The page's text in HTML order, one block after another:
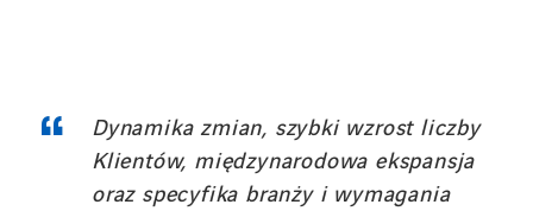
Dynamika zmian, szybki wzrost liczby
Klientów, międzynarodowa ekspansja
oraz specyfika branży i wymagania